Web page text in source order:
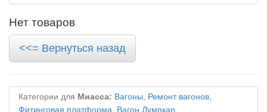
Нет товаров
<<= Вернуться назад
Категории для Миасса: Вагоны, Ремонт вагонов,
Фитинговая платформа
Вагон Думпкар